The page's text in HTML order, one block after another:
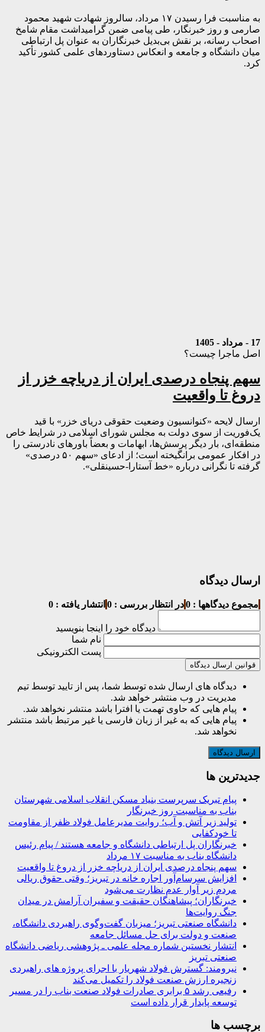
به مناسبت فرا رسیدن ۱۷ مرداد، سالروز شهادت شهید محمود
صارمی و روز خبرنگار، طی پیامی ضمن گرامیداشت مقام شامخ
اصحاب رسانه، بر نقش بی‌بدیل خبرنگاران به عنوان پل ارتباطی
میان دانشگاه و جامعه و انعکاس دستاوردهای علمی کشور تأکید
کرد.
17 - مرداد - 1405
اصل ماجرا چیست؟
سهم پنجاه درصدی ایران از دریاچه خزر از
دروغ تا واقعیت
ارسال لایحه «کنوانسیون وضعیت حقوقی دریای خزر» با قید
یک‌فوریت از سوی دولت به مجلس شورای اسلامی در شرایط خاص
منطقه‌ای، بار دیگر پرسش‌ها، ابهامات و بعضاً باورهای نادرستی را
در افکار عمومی برانگیخته است؛ از ادعای «سهم ۵۰ درصدی»
گرفته تا نگرانی درباره «خط آستارا-حسینقلی».
ارسال دیدگاه
مجموع دیدگاهها : 0 در انتظار بررسی : 0 انتشار یافته : 0
دیدگاه خود را اینجا بنویسید
نام شما
پست الکترونیکی
قوانین ارسال دیدگاه
دیدگاه های ارسال شده توسط شما، پس از تایید توسط تیم
مدیریت در وب منتشر خواهد شد.
پیام هایی که حاوی تهمت یا افترا باشد منتشر نخواهد شد.
پیام هایی که به غیر از زبان فارسی یا غیر مرتبط باشد منتشر
نخواهد شد.
جديدترين ها
پیام تبریک سرپرست بنیاد مسکن انقلاب اسلامی شهرستان
بناب به مناسبت روز خبرنگار
تولید زیر آتش و آب؛ روایت مدیرعامل فولاد ظفر از مقاومت
تا خودکفایی
خبرنگاران پل ارتباطی دانشگاه و جامعه هستند / پیام رئیس
دانشگاه بناب به مناسبت ۱۷ مرداد
سهم پنجاه درصدی ایران از دریاچه خزر از دروغ تا واقعیت
افزایش سرسام‌آور اجاره خانه در تبریز؛ وقتی حقوق ریالی
مردم زیر آوار عدم نظارت می‌شود
خبرنگاران؛ پیشاهنگان حقیقت و سفیران آرامش در میدان
جنگ روایت‌ها
دانشگاه صنعتی تبریز؛ میزبان گفت‌وگوی راهبردی دانشگاه،
صنعت و دولت برای حل مسائل جامعه
انتشار نخستین شماره مجله علمی ـ پژوهشی ریاضی دانشگاه
صنعتی تبریز
نیرومند: گسترش فولاد شهریار با اجرای پروژه های راهبردی
زنجیره ارزش صنعت فولاد را تکمیل می‌کند
رفیعی رشد ۵ برابری صادرات فولاد صنعت بناب را در مسیر
توسعه پایدار قرار داده است
برچسب ها